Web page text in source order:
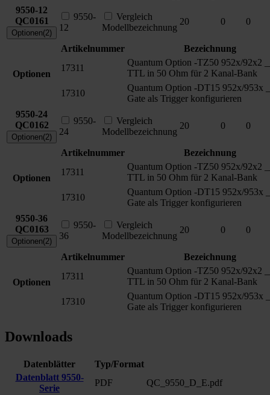
9550-12
QC0161
Optionen(2)
9550-
12
Vergleich
Modellbezeichnung
20 0 0
Optionen
Artikelnummer
Bezeichnung
17311
Quantum Option -TZ50 952x/92x2
TTL in 50 Ohm für 2 Kanal-Bank
17310
Quantum Option -DT15 952x/953x
Gate als Trigger konfigurieren
9550-24
QC0162
Optionen(2)
9550-
24
Vergleich
Modellbezeichnung
20 0 0
Optionen
Artikelnummer
Bezeichnung
17311
Quantum Option -TZ50 952x/92x2
TTL in 50 Ohm für 2 Kanal-Bank
17310
Quantum Option -DT15 952x/953x
Gate als Trigger konfigurieren
9550-36
QC0163
Optionen(2)
9550-
36
Vergleich
Modellbezeichnung
20 0 0
Optionen
Artikelnummer
Bezeichnung
17311
Quantum Option -TZ50 952x/92x2
TTL in 50 Ohm für 2 Kanal-Bank
17310
Quantum Option -DT15 952x/953x
Gate als Trigger konfigurieren
Downloads
Datenblätter
Typ/Format
Datenblatt 9550-
Serie
PDF
QC_9550_D_E.pdf